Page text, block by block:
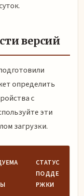
версий
определить
с
эти
загрузки.
СТАТУС
ПОДДЕ
РЖКИ